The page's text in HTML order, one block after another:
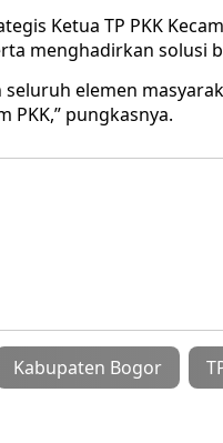
Ketua TP PKK
menghadirkan solusi
elemen
pungkasnya.
Kabupaten Bogor